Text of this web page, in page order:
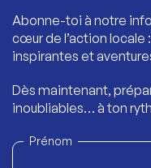
Abonne-toi à notre
cœur de l’action
inspirantes et
Dès maintenant,
inoubliables… à ton
Prénom